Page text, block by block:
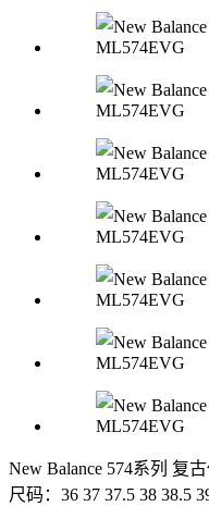
New Balance 574系列 复
尺码：36 37 37.5 38 38.5